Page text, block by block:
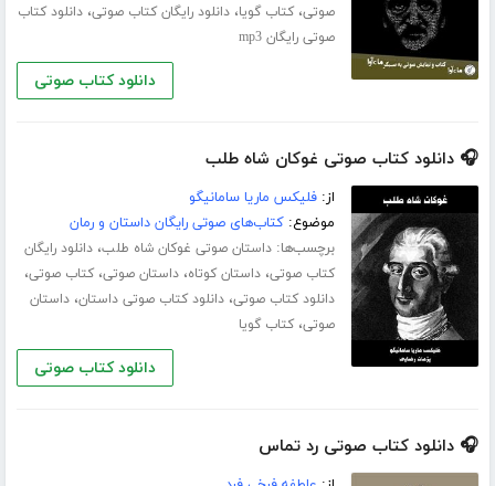
صوتی،کتاب گویا،دانلود رایگان کتاب صوتی،دانلود کتاب
صوتی رایگان mp3
دانلود کتاب صوتی
🎧 دانلود کتاب صوتی غوکان شاه طلب
از:فلیکس ماریا سامانیگو
موضوع:کتاب‌های صوتی رایگان داستان و رمان
برچسب‌ها:داستان صوتی غوکان شاه طلب،دانلود رایگان
کتاب صوتی،داستان کوتاه،داستان صوتی،کتاب صوتی،
دانلود کتاب صوتی،دانلود کتاب صوتی داستان،داستان
صوتی،کتاب گویا
دانلود کتاب صوتی
🎧 دانلود کتاب صوتی رد تماس